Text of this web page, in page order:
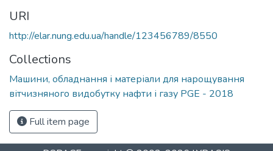
URI
http://elar.nung.edu.ua/handle/123456789/8550
Collections
Машини, обладнання і матеріали для нарощування
вітчизняного видобутку нафти і газу PGE - 2018
Full item page